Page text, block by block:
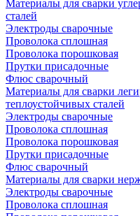
Материалы для сварки
сталей
Электроды сварочные
Проволока сплошная
Проволока порошковая
Прутки присадочные
Флюс сварочный
Материалы для сварки
теплоустойчивых сталей
Электроды сварочные
Проволока сплошная
Проволока порошковая
Прутки присадочные
Флюс сварочный
Материалы для сварки
Электроды сварочные
Проволока сплошная